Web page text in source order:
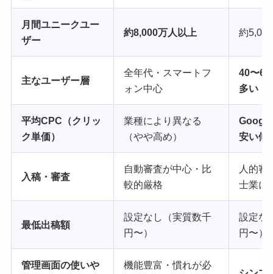
月間ユニークユー
ザー
約8,000万人以上 約
主なユーザー層
全年代・スマートフ
ォン中心
40〜
多い
平均CPC（クリッ
ク単価）
業種により異なる
（やや高め）
安い傾
入稿・審査
自動審査が中心・比
較的厳格
人的審
士業に
最低出稿額
設定なし（実質数千
円〜）
設定な
円〜）
管理画面の使いや 機能豊富・慣れが必